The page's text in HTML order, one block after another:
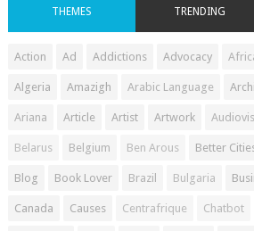
THEMES TRENDING
Action Ad Addictions Advocacy
Algeria Amazigh Arabic Language Archi
Ariana Article Artist Artwork
Belarus Belgium Ben Arous Better
Blog Book Lover Brazil Bulgaria
Canada Causes Centrafrique Chatbot